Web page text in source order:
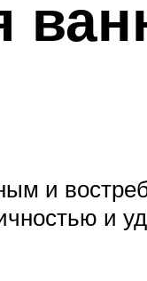
и
и